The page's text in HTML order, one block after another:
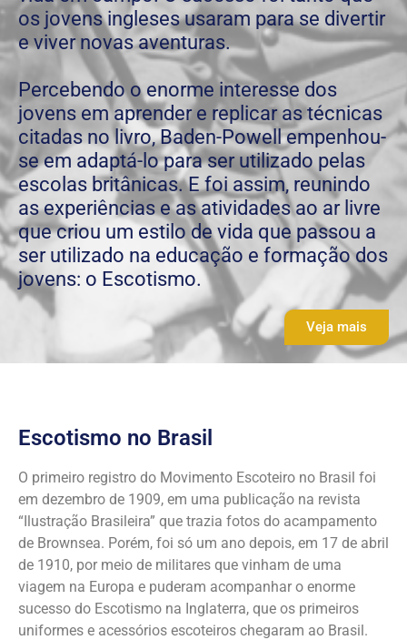
os jovens ingleses usaram para se divertir
e viver novas aventuras.
Percebendo o enorme interesse dos
jovens em aprender e replicar as técnicas
citadas no livro, Baden-Powell empenhou-
se em adaptá-lo para ser utilizado pelas
escolas britânicas. E foi assim, reunindo
as experiências e as atividades ao ar livre
que criou um estilo de vida que passou a
ser utilizado na educação e formação dos
jovens: o Escotismo.
Veja mais
Escotismo no Brasil
O primeiro registro do Movimento Escoteiro no Brasil foi
em dezembro de 1909, em uma publicação na revista
“Ilustração Brasileira” que trazia fotos do acampamento
de Brownsea. Porém, foi só um ano depois, em 17 de abril
de 1910, por meio de militares que vinham de uma
viagem na Europa e puderam acompanhar o enorme
sucesso do Escotismo na Inglaterra, que os primeiros
uniformes e acessórios escoteiros chegaram ao Brasil.